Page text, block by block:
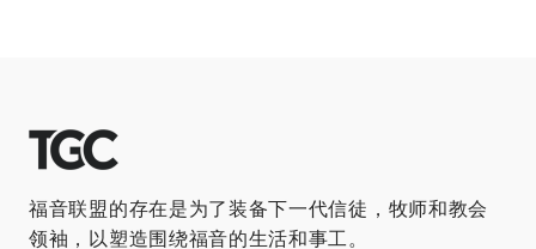
福音联盟的存在是为了装备下一代信徒，牧师和教会
领袖，以塑造围绕福音的生活和事工。